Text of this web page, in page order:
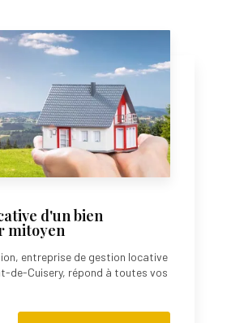
d'un bien
mitoyen
entreprise de gestion locative
de-Cuisery, répond à toutes vos